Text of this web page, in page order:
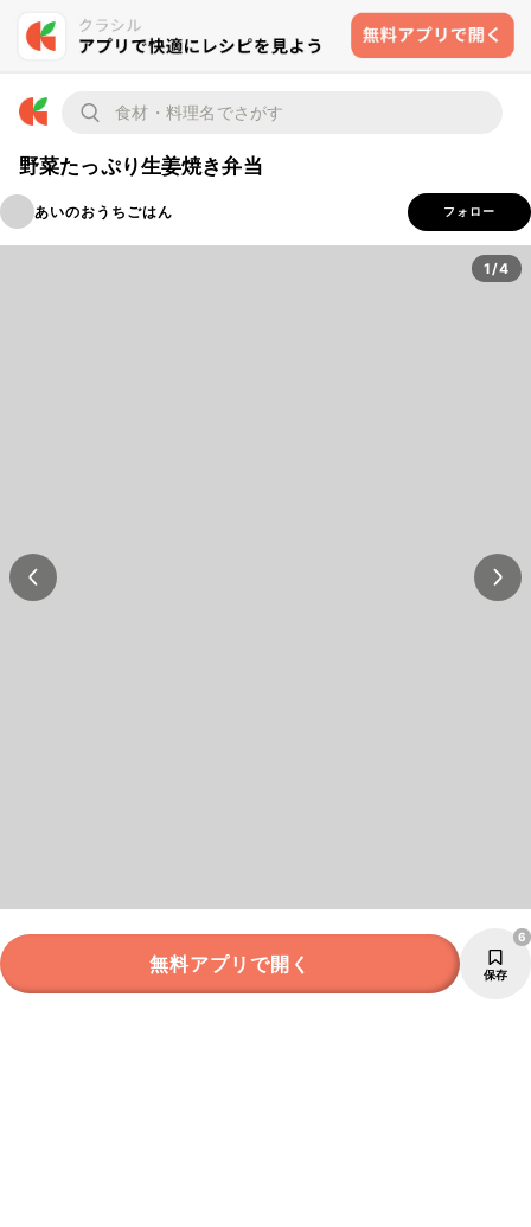
野菜たっぷり生姜焼き弁当
あいのおうちごはん フォロー
1/4
無料アプリで開く 保存
6